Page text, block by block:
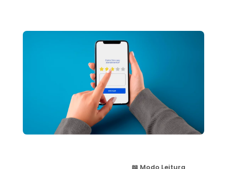
📖 Modo Leitura